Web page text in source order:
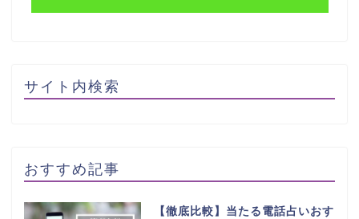
サイト内検索
おすすめ記事
【徹底比較】当たる電話占いおす